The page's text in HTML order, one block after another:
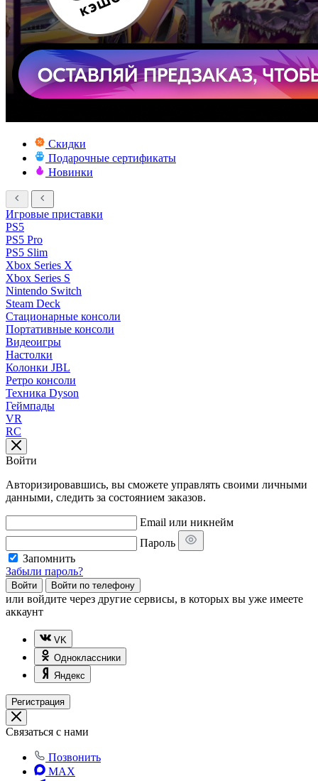
Скидки
Подарочные сертификаты
Новинки
Игровые приставки
PS5
PS5 Pro
PS5 Slim
Xbox Series X
Xbox Series S
Nintendo Switch
Steam Deck
Стационарные консоли
Портативные консоли
Видеоигры
Настолки
Колонки JBL
Ретро консоли
Техника Dyson
Геймпады
VR
RC
Войти
Авторизировавшись, вы сможете управлять своими личными
данными, следить за состоянием заказов.
Email или никнейм
Пароль
Запомнить
Забыли пароль?
Войти Войти по телефону
или войдите через другие сервисы, в которых вы уже имеете
аккаунт
VK
Одноклассники
Яндекс
Регистрация
Связаться с нами
Позвонить
MAX